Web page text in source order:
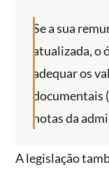
Se a sua
atualizada, o
adequar os
documentais
notas da
A legislação